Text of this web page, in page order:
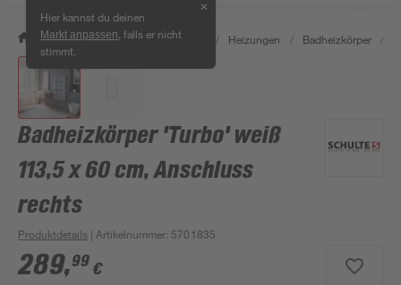
Hier kannst du deinen
Markt anpassen , falls er nicht
stimmt.
✕
/ Bauen & Renovieren / Heizen / Heizungen / Badheizkörper /
Badheizkörper 'Turbo' weiß
113,5 x 60 cm, Anschluss
rechts
Produktdetails | Artikelnummer: 5701835
289,99 €